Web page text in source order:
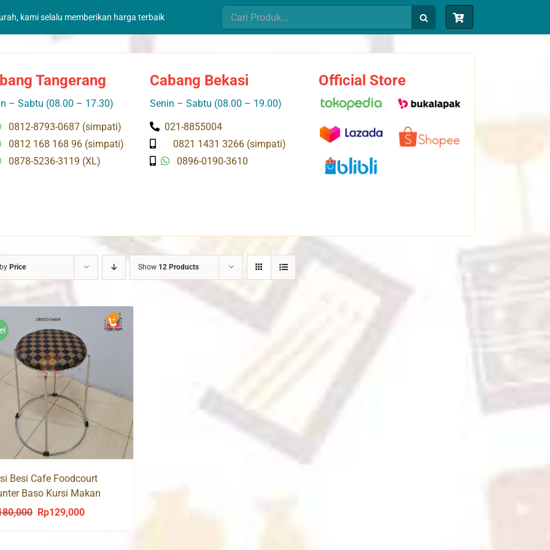
kami selalu memberikan harga terbaik
Search
for:
Tangerang
– Sabtu (08.00 – 17.30)
0812-8793-0687 (simpati)
0812 168 168 96 (simpati)
0878-5236-3119 (XL)
Cabang Bekasi
Senin – Sabtu (08.00 – 19.00)
021-8855004
0821 1431 3266 (simpati)
0896-0190-3610
Official Store
Price Show 12 Products
Besi Cafe Foodcourt
Baso Kursi Makan
ChairOriginal
Rp129,000Current